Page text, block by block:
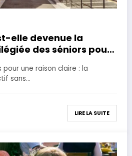
elle devenue la
des séniors pour
une raison claire : la
sans…
LIRE LA SUITE